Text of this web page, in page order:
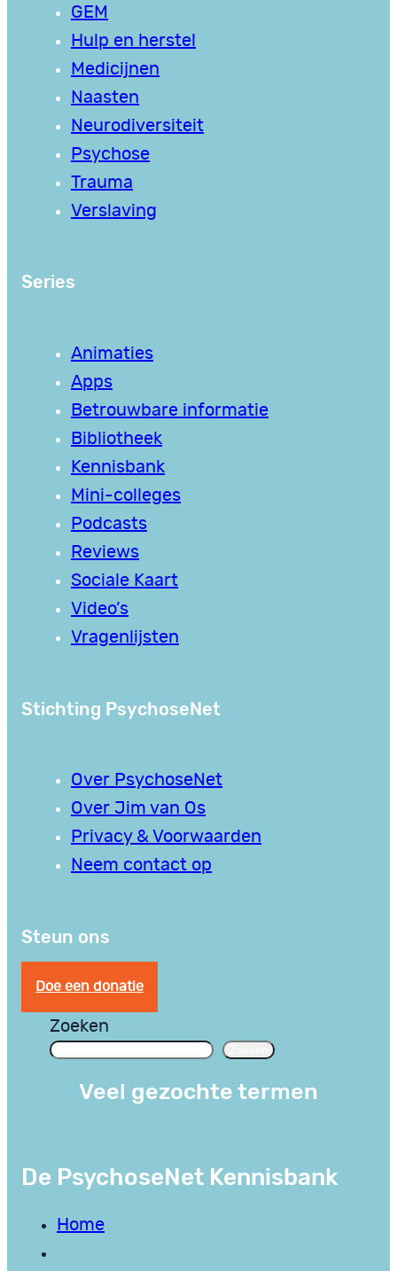
GEM
Hulp en herstel
Medicijnen
Naasten
Neurodiversiteit
Psychose
Trauma
Verslaving
Series
Animaties
Apps
Betrouwbare informatie
Bibliotheek
Kennisbank
Mini-colleges
Podcasts
Reviews
Sociale Kaart
Video’s
Vragenlijsten
Stichting PsychoseNet
Over PsychoseNet
Over Jim van Os
Privacy & Voorwaarden
Neem contact op
Steun ons
Doe een donatie
Zoeken
Veel gezochte termen
De PsychoseNet Kennisbank
Home